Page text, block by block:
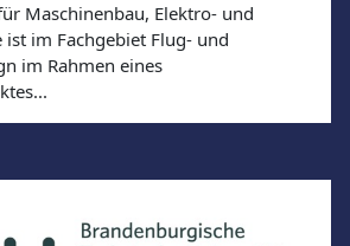
Maschinenbau, Elektro- und
ist im Fachgebiet Flug- und
im Rahmen eines